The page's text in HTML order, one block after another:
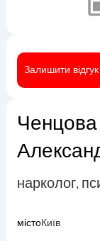
Залишити відгук
нарколог,
містоКиїв